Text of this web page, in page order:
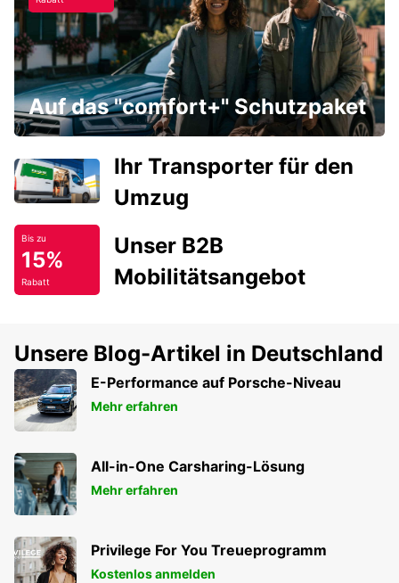
Auf das "comfort+" Schutzpaket
Ihr Transporter für den
Umzug
Bis zu
15%
Rabatt
Unser B2B
Mobilitätsangebot
Unsere Blog-Artikel in Deutschland
E-Performance auf Porsche-Niveau
Mehr erfahren
All-in-One Carsharing-Lösung
Mehr erfahren
Privilege For You Treueprogramm
Kostenlos anmelden